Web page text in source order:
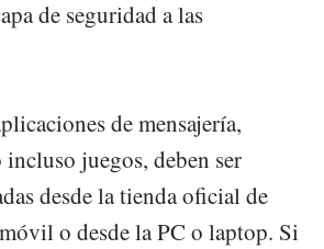
de seguridad a las
de mensajería,
juegos, deben ser
desde la tienda oficial de
o desde la PC o laptop. Si